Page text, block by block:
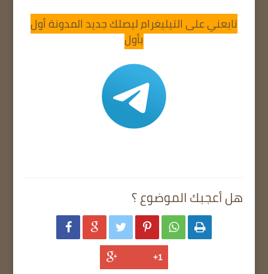
تابعني على التيليغرام ليصلك جديد المدونة أول
بأول
هل أعجبك الموضوع ؟
     